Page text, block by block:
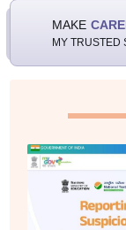
MAKE
MY TRUSTED